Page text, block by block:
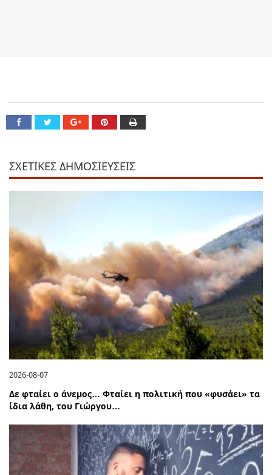
ΣΧΕΤΙΚΕΣ ΔΗΜΟΣΙΕΥΣΕΙΣ
2026-08-07
Δε φταίει ο άνεμος… Φταίει η πολιτική που «φυσάει» τα
ίδια λάθη, του Γιώργου…